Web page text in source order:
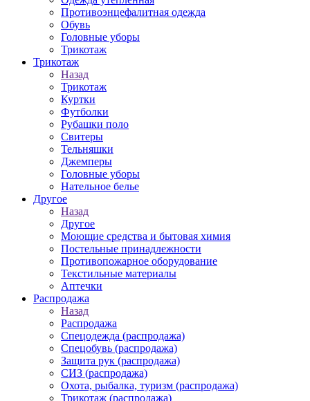
Противоэнцефалитная одежда
Обувь
Головные уборы
Трикотаж
Трикотаж
Назад
Трикотаж
Куртки
Футболки
Рубашки поло
Свитеры
Тельняшки
Джемперы
Головные уборы
Нательное белье
Другое
Назад
Другое
Моющие средства и бытовая химия
Постельные принадлежности
Противопожарное оборудование
Текстильные материалы
Аптечки
Распродажа
Назад
Распродажа
Спецодежда (распродажа)
Спецобувь (распродажа)
Защита рук (распродажа)
СИЗ (распродажа)
Охота, рыбалка, туризм (распродажа)
Трикотаж (распродажа)